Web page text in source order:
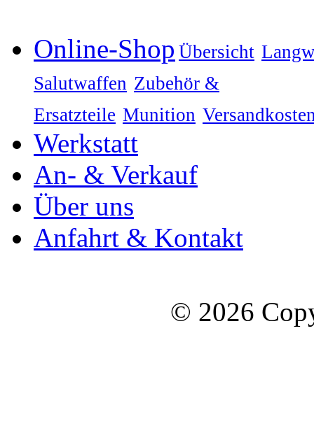
Online-Shop Übersicht
Salutwaffen Zubehör &
Ersatzteile Munition
Werkstatt
An- & Verkauf
Über uns
Anfahrt & Kontakt
© 2026